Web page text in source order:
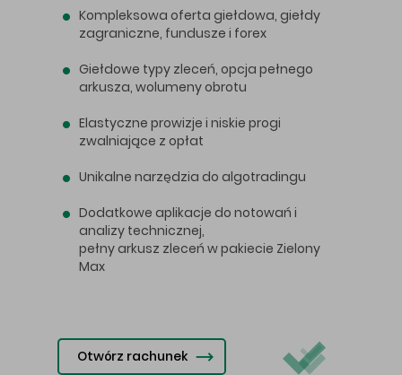
Kompleksowa oferta giełdowa, giełdy
zagraniczne, fundusze i forex
Giełdowe typy zleceń, opcja pełnego
arkusza, wolumeny obrotu
Elastyczne prowizje i niskie progi
zwalniające z opłat
Unikalne narzędzia do algotradingu
Dodatkowe aplikacje do notowań i
analizy technicznej,
pełny arkusz zleceń w pakiecie Zielony
Max
Otwórz rachunek